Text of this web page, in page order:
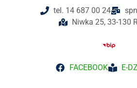
tel. 14 687 00 24
Niwka 25, 33-130
FACEBOOK E-